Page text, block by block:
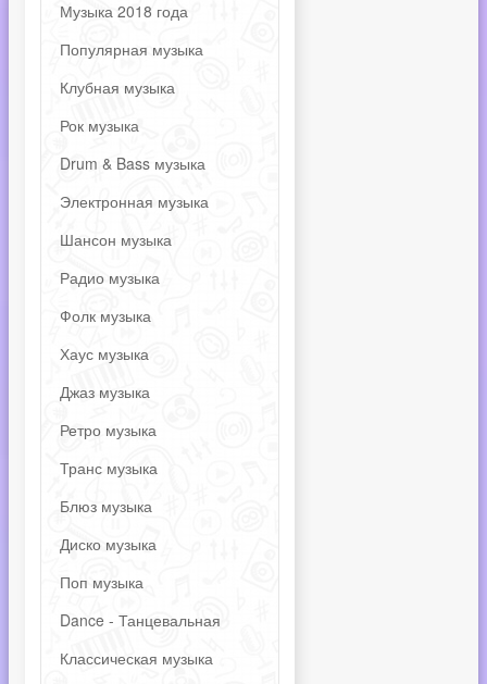
Музыка 2018 года
Популярная музыка
Клубная музыка
Рок музыка
Drum & Bass музыка
Электронная музыка
Шансон музыка
Радио музыка
Фолк музыка
Хаус музыка
Джаз музыка
Ретро музыка
Транс музыка
Блюз музыка
Диско музыка
Поп музыка
Dance - Танцевальная
Классическая музыка